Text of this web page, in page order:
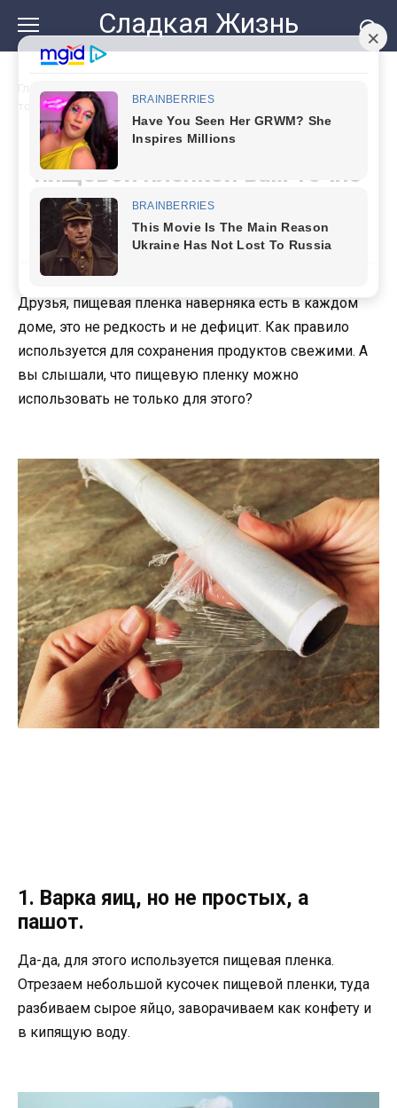
контенту
Сладкая Жизнь
точно пригодятся
Эти гениальные советы с
пищевой пленкой вам точно
пригодятся
Друзья, пищевая пленка наверняка есть в каждом
доме, это не редкость и не дефицит. Как правило
используется для сохранения продуктов свежими. А
вы слышали, что пищевую пленку можно
использовать не только для этого?
1. Варка яиц, но не простых, а
пашот.
Да-да, для этого используется пищевая пленка.
Отрезаем небольшой кусочек пищевой пленки, туда
разбиваем сырое яйцо, заворачиваем как конфету и
в кипящую воду.